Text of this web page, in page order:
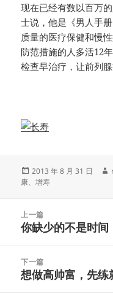
现在已经有数以百万
士说，他是《男人手
质量的医疗保健和慢
防范措施的人多活12
检查早治疗，让前列腺
发
布
2013 年 8 月 31 日
康、增寿
上一篇
上
文
章：
你缺少的不是时间
下一篇
下
想做高帅富，先练